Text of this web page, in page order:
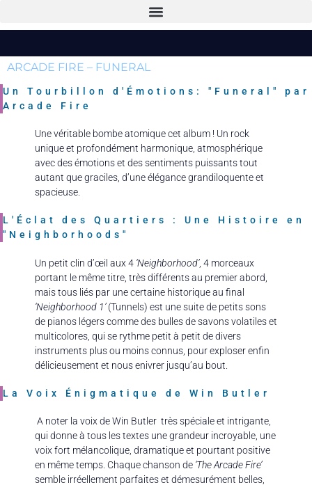
ARCADE FIRE – FUNERAL
Un Tourbillon d'Émotions: "Funeral" par
Arcade Fire
Une véritable bombe atomique cet album ! Un rock
unique et profondément harmonique, atmosphérique
avec des émotions et des sentiments puissants tout
autant que graciles, d’une élégance grandiloquente et
spacieuse.
L'Éclat des Quartiers : Une Histoire en
"Neighborhoods"
Un petit clin d’œil aux 4 ‘Neighborhood’, 4 morceaux
portant le même titre, très différents au premier abord,
mais tous liés par une certaine historique au final
‘Neighborhood 1’(Tunnels) est une suite de petits sons
de pianos légers comme des bulles de savons volatiles et
multicolores, qui se rythme petit à petit de divers
instruments plus ou moins connus, pour exploser enfin
délicieusement et nous enivrer jusqu’au bout.
La Voix Énigmatique de Win Butler
A noter la voix de Win Butler très spéciale et intrigante,
qui donne à tous les textes une grandeur incroyable, une
voix fort mélancolique, dramatique et pourtant positive
en même temps. Chaque chanson de ‘The Arcade Fire’
semble irréellement parfaites et démesurément belles,